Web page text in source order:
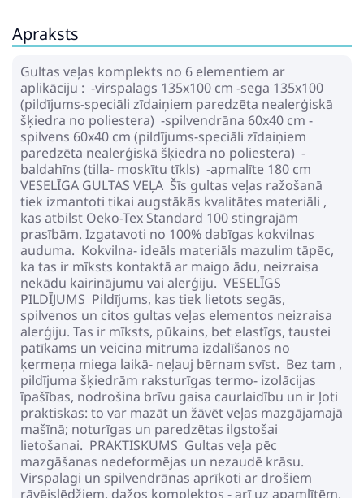
Apraksts
Gultas veļas komplekts no 6 elementiem ar
aplikāciju : -virspalags 135x100 cm -sega 135x100
(pildījums-speciāli zīdaiņiem paredzēta nealerģiskā
šķiedra no poliestera) -spilvendrāna 60x40 cm -
spilvens 60x40 cm (pildījums-speciāli zīdaiņiem
paredzēta nealerģiskā šķiedra no poliestera) -
baldahīns (tilla- moskītu tīkls) -apmalīte 180 cm
VESELĪGA GULTAS VEĻA Šīs gultas veļas ražošanā
tiek izmantoti tikai augstākās kvalitātes materiāli ,
kas atbilst Oeko-Tex Standard 100 stingrajām
prasībām. Izgatavoti no 100% dabīgas kokvilnas
auduma. Kokvilna- ideāls materiāls mazulim tāpēc,
ka tas ir mīksts kontaktā ar maigo ādu, neizraisa
nekādu kairinājumu vai alerģiju. VESELĪGS
PILDĪJUMS Pildījums, kas tiek lietots segās,
spilvenos un citos gultas veļas elementos neizraisa
alerģiju. Tas ir mīksts, pūkains, bet elastīgs, taustei
patīkams un veicina mitruma izdalīšanos no
ķermeņa miega laikā- neļauj bērnam svīst. Bez tam ,
pildījuma šķiedrām raksturīgas termo- izolācijas
īpašības, nodrošina brīvu gaisa caurlaidību un ir ļoti
praktiskas: to var mazāt un žāvēt veļas mazgājamajā
mašīnā; noturīgas un paredzētas ilgstošai
lietošanai. PRAKTISKUMS Gultas veļa pēc
mazgāšanas nedeformējas un nezaudē krāsu.
Virspalagi un spilvendrānas aprīkoti ar drošiem
rāvējslēdžiem, dažos komplektos - arī uz apamlītēm,